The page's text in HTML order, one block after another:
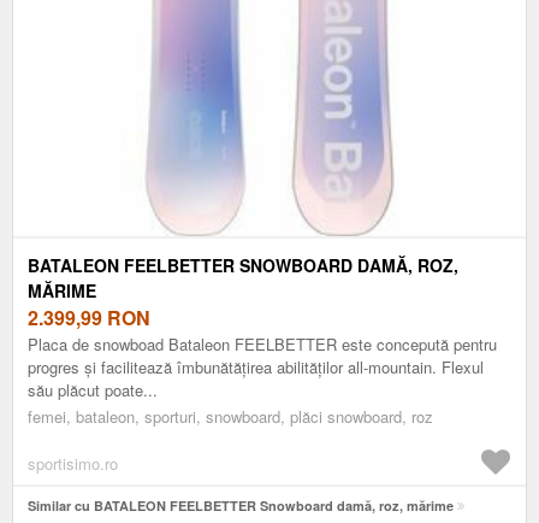
BATALEON FEELBETTER SNOWBOARD DAMĂ, ROZ,
MĂRIME
2.399,99 RON
Placa de snowboad Bataleon FEELBETTER este concepută pentru
progres și facilitează îmbunătățirea abilităților all-mountain. Flexul
său plăcut poate...
femei, bataleon, sporturi, snowboard, plăci snowboard, roz
sportisimo.ro
Similar cu BATALEON FEELBETTER Snowboard damă, roz, mărime